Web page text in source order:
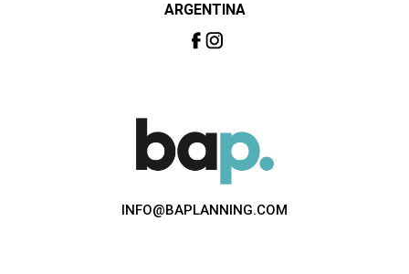
ARGENTINA
INFO@BAPLANNING.COM